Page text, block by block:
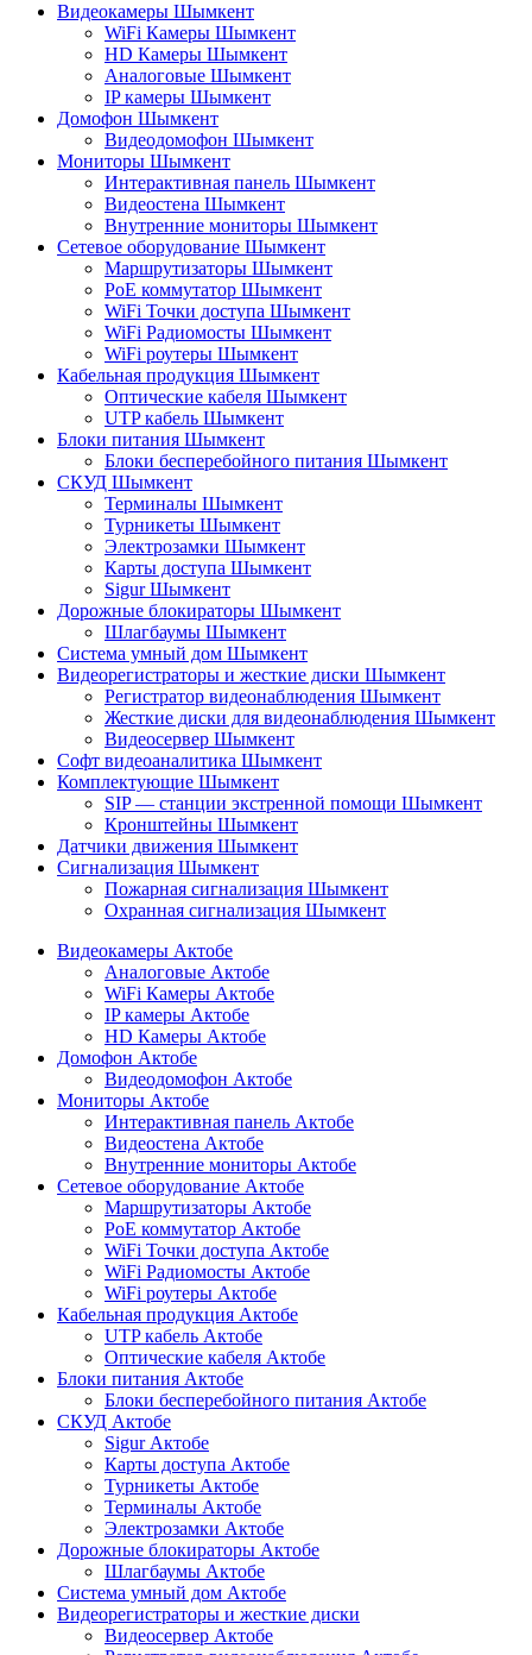
Видеокамеры Шымкент
WiFi Камеры Шымкент
HD Камеры Шымкент
Аналоговые Шымкент
IP камеры Шымкент
Домофон Шымкент
Видеодомофон Шымкент
Мониторы Шымкент
Интерактивная панель Шымкент
Видеостена Шымкент
Внутренние мониторы Шымкент
Сетевое оборудование Шымкент
Маршрутизаторы Шымкент
PoE коммутатор Шымкент
WiFi Точки доступа Шымкент
WiFi Радиомосты Шымкент
WiFi роутеры Шымкент
Кабельная продукция Шымкент
Оптические кабеля Шымкент
UTP кабель Шымкент
Блоки питания Шымкент
Блоки бесперебойного питания Шымкент
СКУД Шымкент
Терминалы Шымкент
Турникеты Шымкент
Электрозамки Шымкент
Карты доступа Шымкент
Sigur Шымкент
Дорожные блокираторы Шымкент
Шлагбаумы Шымкент
Система умный дом Шымкент
Видеорегистраторы и жесткие диски Шымкент
Регистратор видеонаблюдения Шымкент
Жесткие диски для видеонаблюдения Шымкент
Видеосервер Шымкент
Софт видеоаналитика Шымкент
Комплектующие Шымкент
SIP — станции экстренной помощи Шымкент
Кронштейны Шымкент
Датчики движения Шымкент
Сигнализация Шымкент
Пожарная сигнализация Шымкент
Охранная сигнализация Шымкент
Видеокамеры Актобе
Аналоговые Актобе
WiFi Камеры Актобе
IP камеры Актобе
HD Камеры Актобе
Домофон Актобе
Видеодомофон Актобе
Мониторы Актобе
Интерактивная панель Актобе
Видеостена Актобе
Внутренние мониторы Актобе
Сетевое оборудование Актобе
Маршрутизаторы Актобе
PoE коммутатор Актобе
WiFi Точки доступа Актобе
WiFi Радиомосты Актобе
WiFi роутеры Актобе
Кабельная продукция Актобе
UTP кабель Актобе
Оптические кабеля Актобе
Блоки питания Актобе
Блоки бесперебойного питания Актобе
СКУД Актобе
Sigur Актобе
Карты доступа Актобе
Турникеты Актобе
Терминалы Актобе
Электрозамки Актобе
Дорожные блокираторы Актобе
Шлагбаумы Актобе
Система умный дом Актобе
Видеорегистраторы и жесткие диски
Видеосервер Актобе